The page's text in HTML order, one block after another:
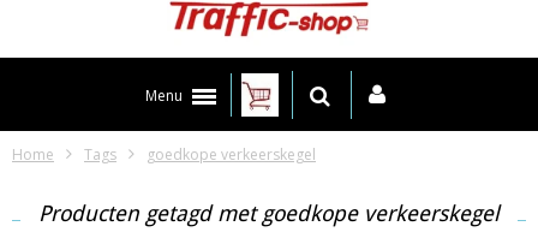
Menu
Home Tags goedkope verkeerskegel
Producten getagd met goedkope verkeerskegel